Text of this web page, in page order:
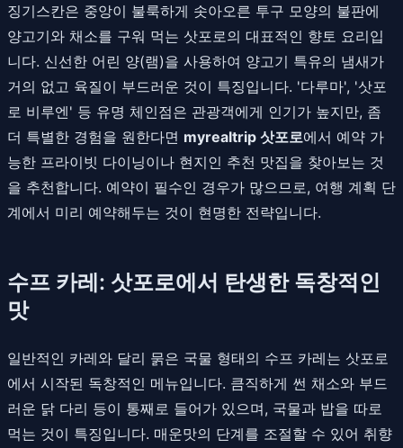
징기스칸은 중앙이 불룩하게 솟아오른 투구 모양의 불판에
양고기와 채소를 구워 먹는 삿포로의 대표적인 향토 요리입
니다. 신선한 어린 양(램)을 사용하여 양고기 특유의 냄새가
거의 없고 육질이 부드러운 것이 특징입니다. '다루마', '삿포
로 비루엔' 등 유명 체인점은 관광객에게 인기가 높지만, 좀
더 특별한 경험을 원한다면 myrealtrip 삿포로에서 예약 가
능한 프라이빗 다이닝이나 현지인 추천 맛집을 찾아보는 것
을 추천합니다. 예약이 필수인 경우가 많으므로, 여행 계획 단
계에서 미리 예약해두는 것이 현명한 전략입니다.
수프 카레: 삿포로에서 탄생한 독창적인
맛
일반적인 카레와 달리 묽은 국물 형태의 수프 카레는 삿포로
에서 시작된 독창적인 메뉴입니다. 큼직하게 썬 채소와 부드
러운 닭 다리 등이 통째로 들어가 있으며, 국물과 밥을 따로
먹는 것이 특징입니다. 매운맛의 단계를 조절할 수 있어 취향